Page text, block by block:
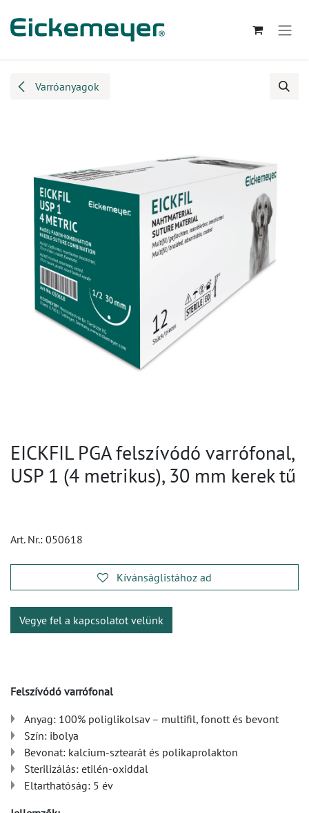
Varróanyagok
EICKFIL PGA felszívódó varrófonal,
USP 1 (4 metrikus), 30 mm kerek tű
Art. Nr.: 050618
Kívánságlistához ad
Vegye fel a kapcsolatot velünk
Felszívódó varrófonal
Anyag: 100% poliglikolsav – multifil, fonott és bevont
Szín: ibolya
Bevonat: kalcium-sztearát és polikaprolakton
Sterilizálás: etilén-oxiddal
Eltarthatóság: 5 év